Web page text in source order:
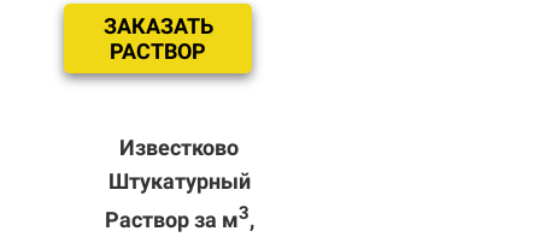
ЗАКАЗАТЬ
РАСТВОР
Известково
Штукатурный
Раствор за м3,